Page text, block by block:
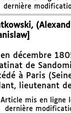
dernière
en décembre
de
à Paris
lieutenant
Article mis en ligne
dernière